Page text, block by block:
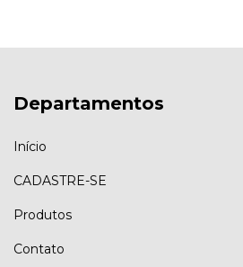
Departamentos
Início
CADASTRE-SE
Produtos
Contato